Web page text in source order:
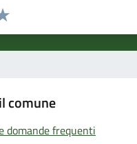
pagina
5 stelle su 5
4 stelle su 5
su 5
su 5
5
comune
domande frequenti